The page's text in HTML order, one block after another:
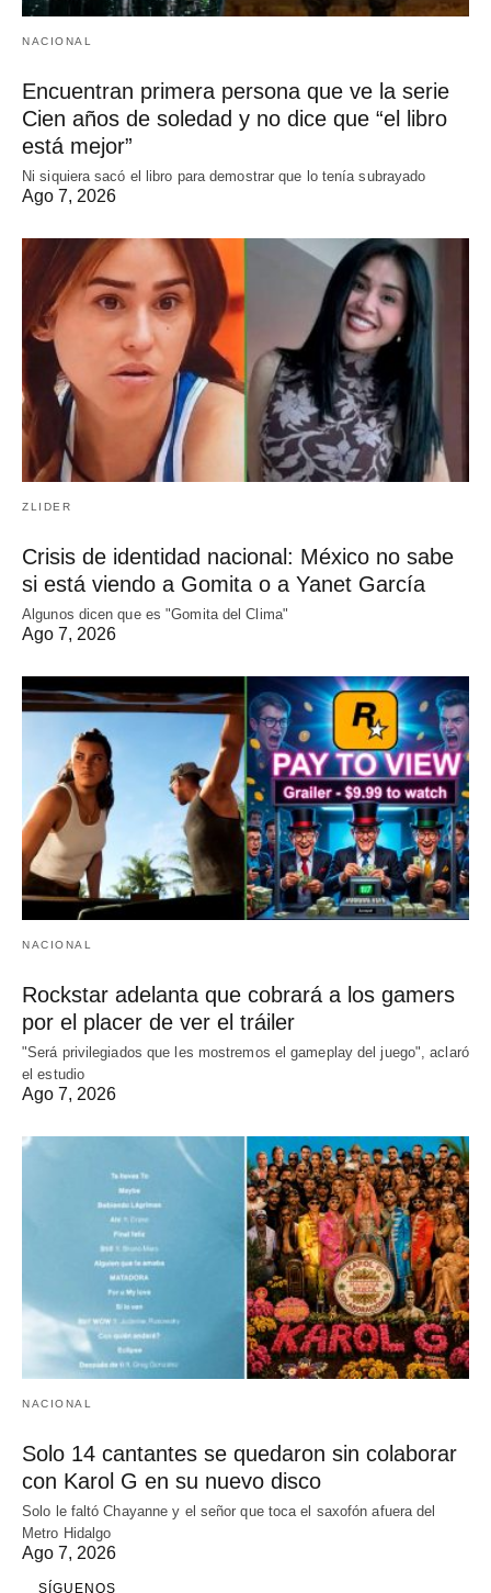
NACIONAL
Encuentran primera persona que ve la serie
Cien años de soledad y no dice que “el libro
está mejor”
Ni siquiera sacó el libro para demostrar que lo tenía subrayado
Ago 7, 2026
ZLIDER
Crisis de identidad nacional: México no sabe
si está viendo a Gomita o a Yanet García
Algunos dicen que es "Gomita del Clima"
Ago 7, 2026
NACIONAL
Rockstar adelanta que cobrará a los gamers
por el placer de ver el tráiler
"Será privilegiados que les mostremos el gameplay del juego", aclaró
el estudio
Ago 7, 2026
NACIONAL
Solo 14 cantantes se quedaron sin colaborar
con Karol G en su nuevo disco
Solo le faltó Chayanne y el señor que toca el saxofón afuera del
Metro Hidalgo
Ago 7, 2026
SÍGUENOS